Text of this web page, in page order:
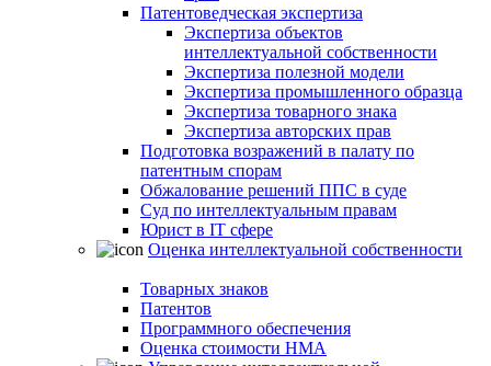
Патентоведческая экспертиза
Экспертиза объектов
интеллектуальной собственности
Экспертиза полезной модели
Экспертиза промышленного образца
Экспертиза товарного знака
Экспертиза авторских прав
Подготовка возражений в палату по
патентным спорам
Обжалование решений ППС в суде
Суд по интеллектуальным правам
Юрист в IT сфере
Оценка интеллектуальной собственности
Товарных знаков
Патентов
Программного обеспечения
Оценка стоимости НМА